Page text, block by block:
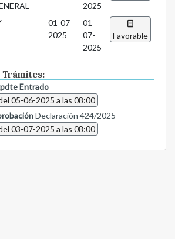
2025
01-07-
2025
01-
07-
2025
Favorable
Entrado
05-06-2025 a las 08:00
Declaración 424/2025
03-07-2025 a las 08:00